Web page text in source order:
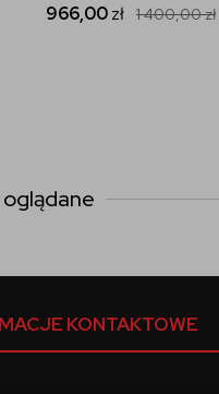
966,00zł 1 400,00zł
KONTAKTOWE